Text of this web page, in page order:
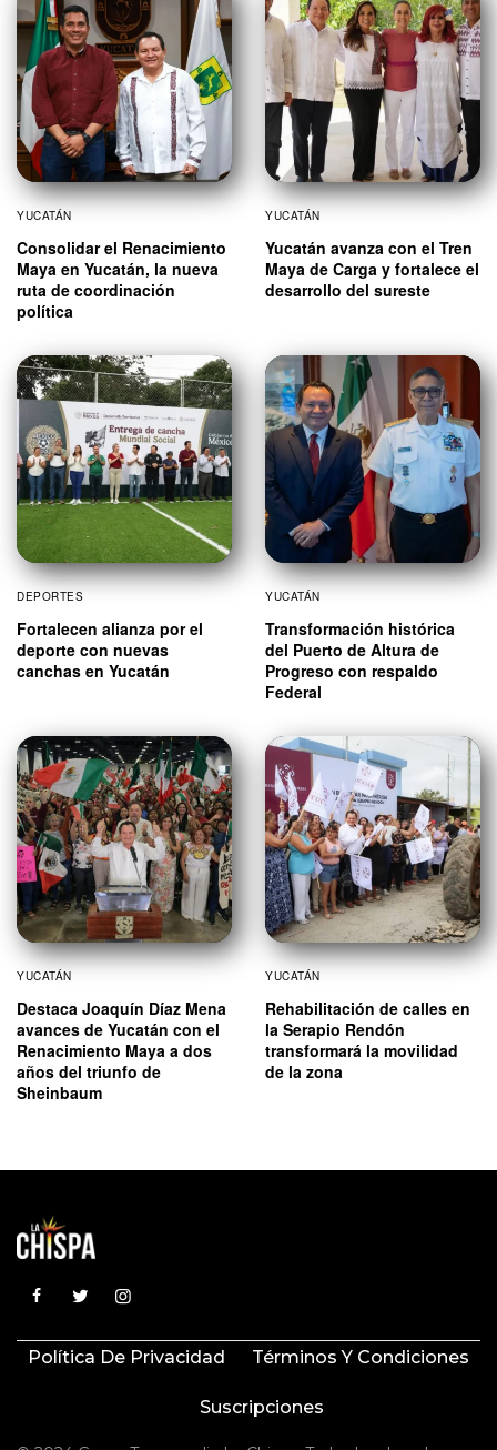
YUCATÁN
Consolidar el Renacimiento
Maya en Yucatán, la nueva
ruta de coordinación
política
YUCATÁN
Yucatán avanza con el Tren
Maya de Carga y fortalece el
desarrollo del sureste
DEPORTES
Fortalecen alianza por el
deporte con nuevas
canchas en Yucatán
YUCATÁN
Transformación histórica
del Puerto de Altura de
Progreso con respaldo
Federal
YUCATÁN
Destaca Joaquín Díaz Mena
avances de Yucatán con el
Renacimiento Maya a dos
años del triunfo de
Sheinbaum
YUCATÁN
Rehabilitación de calles en
la Serapio Rendón
transformará la movilidad
de la zona
Política De Privacidad Términos Y Condiciones
Suscripciones